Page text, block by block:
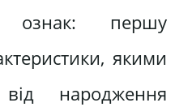
ознак: першу
якими
народження